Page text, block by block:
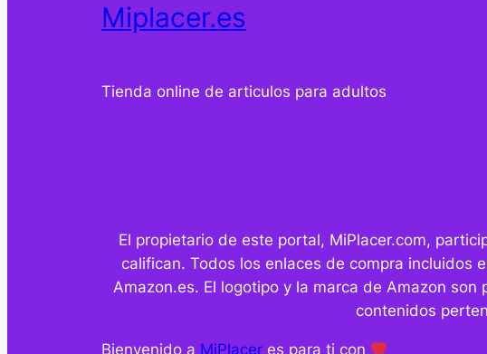
Miplacer.es
Tienda online de articulos para adultos
El propietario de este portal, MiPlacer.com,
califican. Todos los enlaces de compra incluidos
Amazon.es. El logotipo y la marca de Amazon
contenidos
Bienvenido a MiPlacer es para ti con